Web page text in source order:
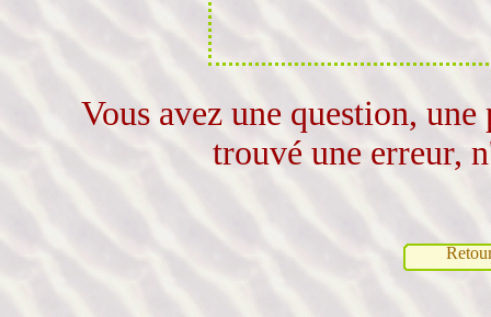
Vous avez une question,
trouvé une erreur,